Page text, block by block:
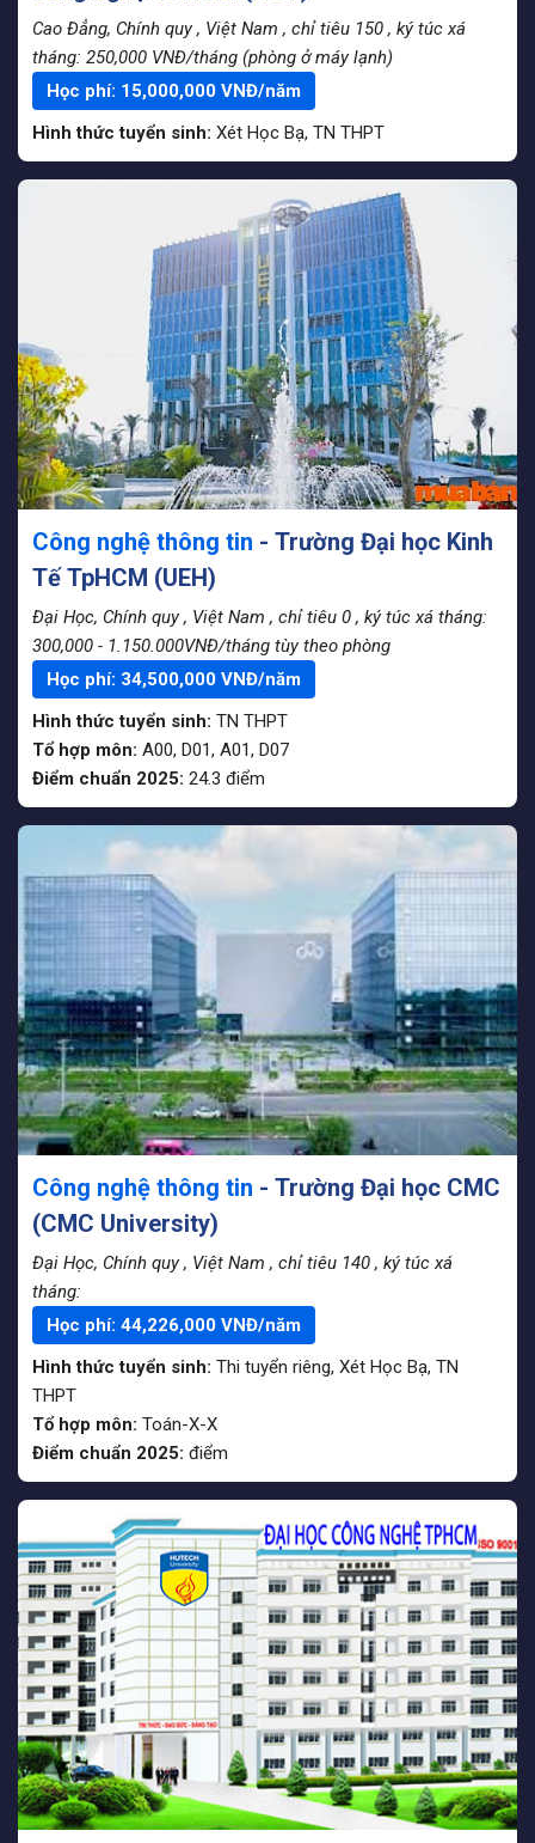
Cao Đẳng, Chính quy , Việt Nam , chỉ tiêu 150 , ký túc xá
tháng: 250,000 VNĐ/tháng (phòng ở máy lạnh)
Học phí: 15,000,000 VNĐ/năm
Hình thức tuyển sinh: Xét Học Bạ, TN THPT
Công nghệ thông tin - Trường Đại học Kinh
Tế TpHCM (UEH)
Đại Học, Chính quy , Việt Nam , chỉ tiêu 0 , ký túc xá tháng:
300,000 - 1.150.000VNĐ/tháng tùy theo phòng
Học phí: 34,500,000 VNĐ/năm
Hình thức tuyển sinh: TN THPT
Tổ hợp môn: A00, D01, A01, D07
Điểm chuẩn 2025: 24.3 điểm
Công nghệ thông tin - Trường Đại học CMC
(CMC University)
Đại Học, Chính quy , Việt Nam , chỉ tiêu 140 , ký túc xá
tháng:
Học phí: 44,226,000 VNĐ/năm
Hình thức tuyển sinh: Thi tuyển riêng, Xét Học Bạ, TN
THPT
Tổ hợp môn: Toán-X-X
Điểm chuẩn 2025: điểm